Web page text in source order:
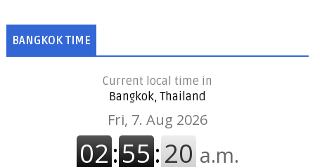
BANGKOK TIME
Current local time in
Bangkok, Thailand